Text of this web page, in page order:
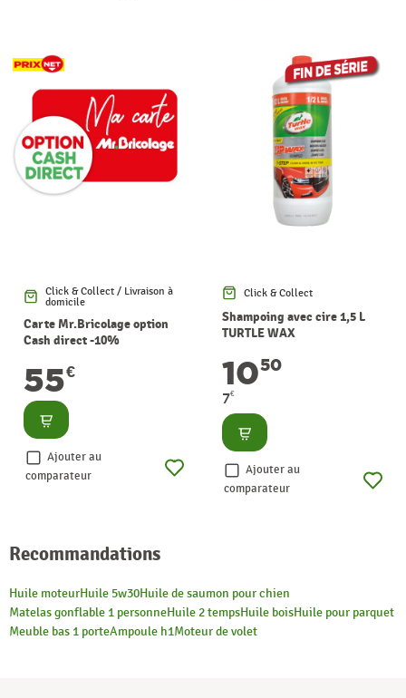
Click & Collect / Livraison à
domicile
Carte Mr.Bricolage option
Cash direct -10%
55€
Consulter
Ajouter au
comparateur
Click & Collect
Shampoing avec cire 1,5 L
TURTLE WAX
1050
7€
Consulter
Ajouter au
comparateur
Recommandations
Huile moteurHuile 5w30Huile de saumon pour chien
Matelas gonflable 1 personneHuile 2 tempsHuile boisHuile pour parquet
Meuble bas 1 porteAmpoule h1Moteur de volet